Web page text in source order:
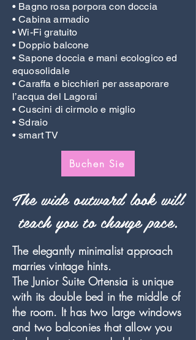
• Bagno rosa porpora con doccia
• Cabina armadio
• Wi-Fi gratuito
• Doppio balcone
• Sapone doccia e mani ecologico ed
equosolidale
• Caraffa e bicchieri per assaporare
l’acqua del Lagorai
• Cuscini di cirmolo e miglio
• Sdraio
• smart TV
Buchen Sie
The wide outward look will
teach you to change pace.
The elegantly minimalist approach
marries vintage hints.
The Junior Suite Ortensia is unique
with its double bed in the middle of
the room. It has two large windows
and two balconies that allow you